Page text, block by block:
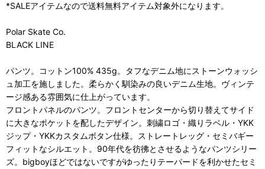
*SALEアイテムなので送料無料アイテム対象外になります。
Polar Skate Co.
BLACK LINE
パンツ。コットン100% 435g。タフなデニム地にストーンウォッシ
ュ加工を施しました。柔らかく馴染みの良いデニム生地。ヴィンテ
ージ感ある雰囲気に仕上がっています。
フロントパネルのパンツ。フロントセンターから切り替えてサイド
に大きなポケットを配したデザイン。刺繍ロゴ・織りラベル・YKK
ジップ・YKKカスタムボタン仕様。ストレートレッグ・セミバギー
フィットなシルエット。90年代を彷彿とさせるようなパンツシリー
ズ。bigboyほどではないですがゆったりテーパードを利かせたセミ